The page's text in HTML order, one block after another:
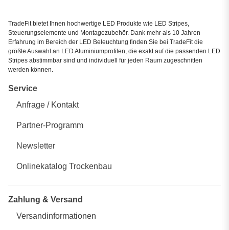
TradeFit bietet Ihnen hochwertige LED Produkte wie LED Stripes,
Steuerungselemente und Montagezubehör. Dank mehr als 10 Jahren
Erfahrung im Bereich der LED Beleuchtung finden Sie bei TradeFit die
größte Auswahl an LED Aluminiumprofilen, die exakt auf die passenden LED
Stripes abstimmbar sind und individuell für jeden Raum zugeschnitten
werden können.
Service
Anfrage / Kontakt
Partner-Programm
Newsletter
Onlinekatalog Trockenbau
Zahlung & Versand
Versandinformationen